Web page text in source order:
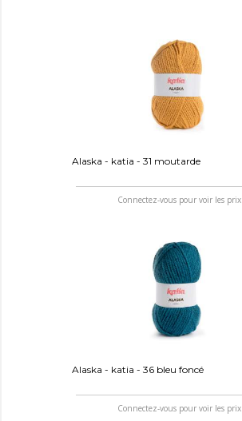
Alaska - katia - 31 moutarde
Connectez-vous pour voir les prix
Alaska - katia - 36 bleu foncé
Connectez-vous pour voir les prix